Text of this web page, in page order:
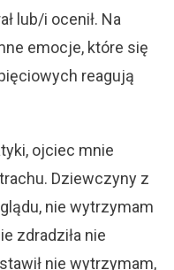
lub/i ocenił. Na
emocje, które się
reagują
ojciec mnie
Dziewczyny z
nie wytrzymam
zdradziła nie
nie wytrzymam,